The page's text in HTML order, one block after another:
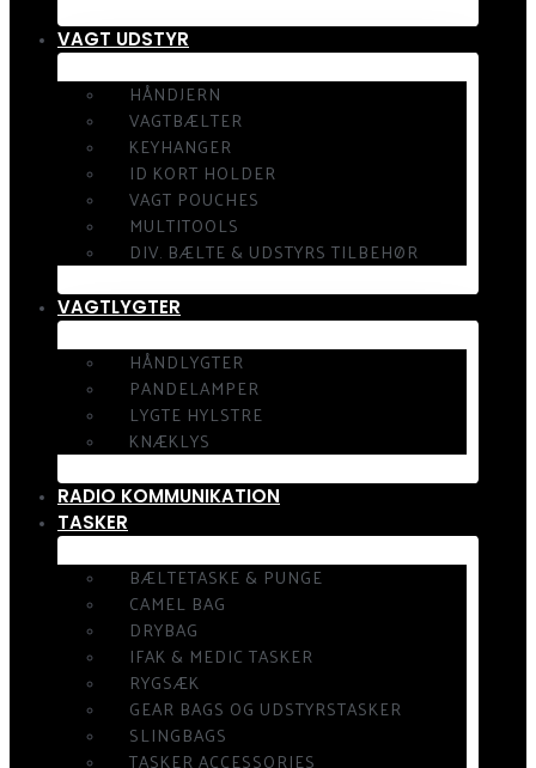
VAGT UDSTYR
HÅNDJERN
VAGTBÆLTER
KEYHANGER
ID KORT HOLDER
VAGT POUCHES
MULTITOOLS
DIV. BÆLTE & UDSTYRS TILBEHØR
VAGTLYGTER
HÅNDLYGTER
PANDELAMPER
LYGTE HYLSTRE
KNÆKLYS
RADIO KOMMUNIKATION
TASKER
BÆLTETASKE & PUNGE
CAMEL BAG
DRYBAG
IFAK & MEDIC TASKER
RYGSÆK
GEAR BAGS OG UDSTYRSTASKER
SLINGBAGS
TASKER ACCESSORIES